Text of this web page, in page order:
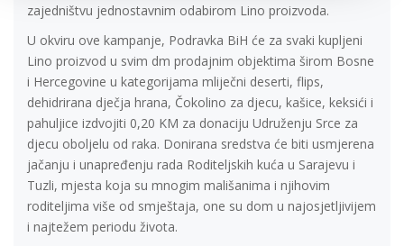
zajedništvu jednostavnim odabirom Lino proizvoda.
U okviru ove kampanje, Podravka BiH će za svaki kupljeni
Lino proizvod u svim dm prodajnim objektima širom Bosne
i Hercegovine u kategorijama mliječni deserti, flips,
dehidrirana dječja hrana, Čokolino za djecu, kašice, keksići i
pahuljice izdvojiti 0,20 KM za donaciju Udruženju Srce za
djecu oboljelu od raka. Donirana sredstva će biti usmjerena
jačanju i unapređenju rada Roditeljskih kuća u Sarajevu i
Tuzli, mjesta koja su mnogim mališanima i njihovim
roditeljima više od smještaja, one su dom u najosjetljivijem
i najtežem periodu života.